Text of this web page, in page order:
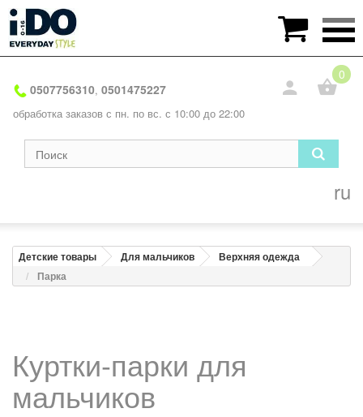
0507756310, 0501475227
обработка заказов с пн. по вс. с 10:00 до 22:00
0
ru
Детские товары Для мальчиков
Верхняя одежда
Парка
Куртки-парки для
мальчиков
